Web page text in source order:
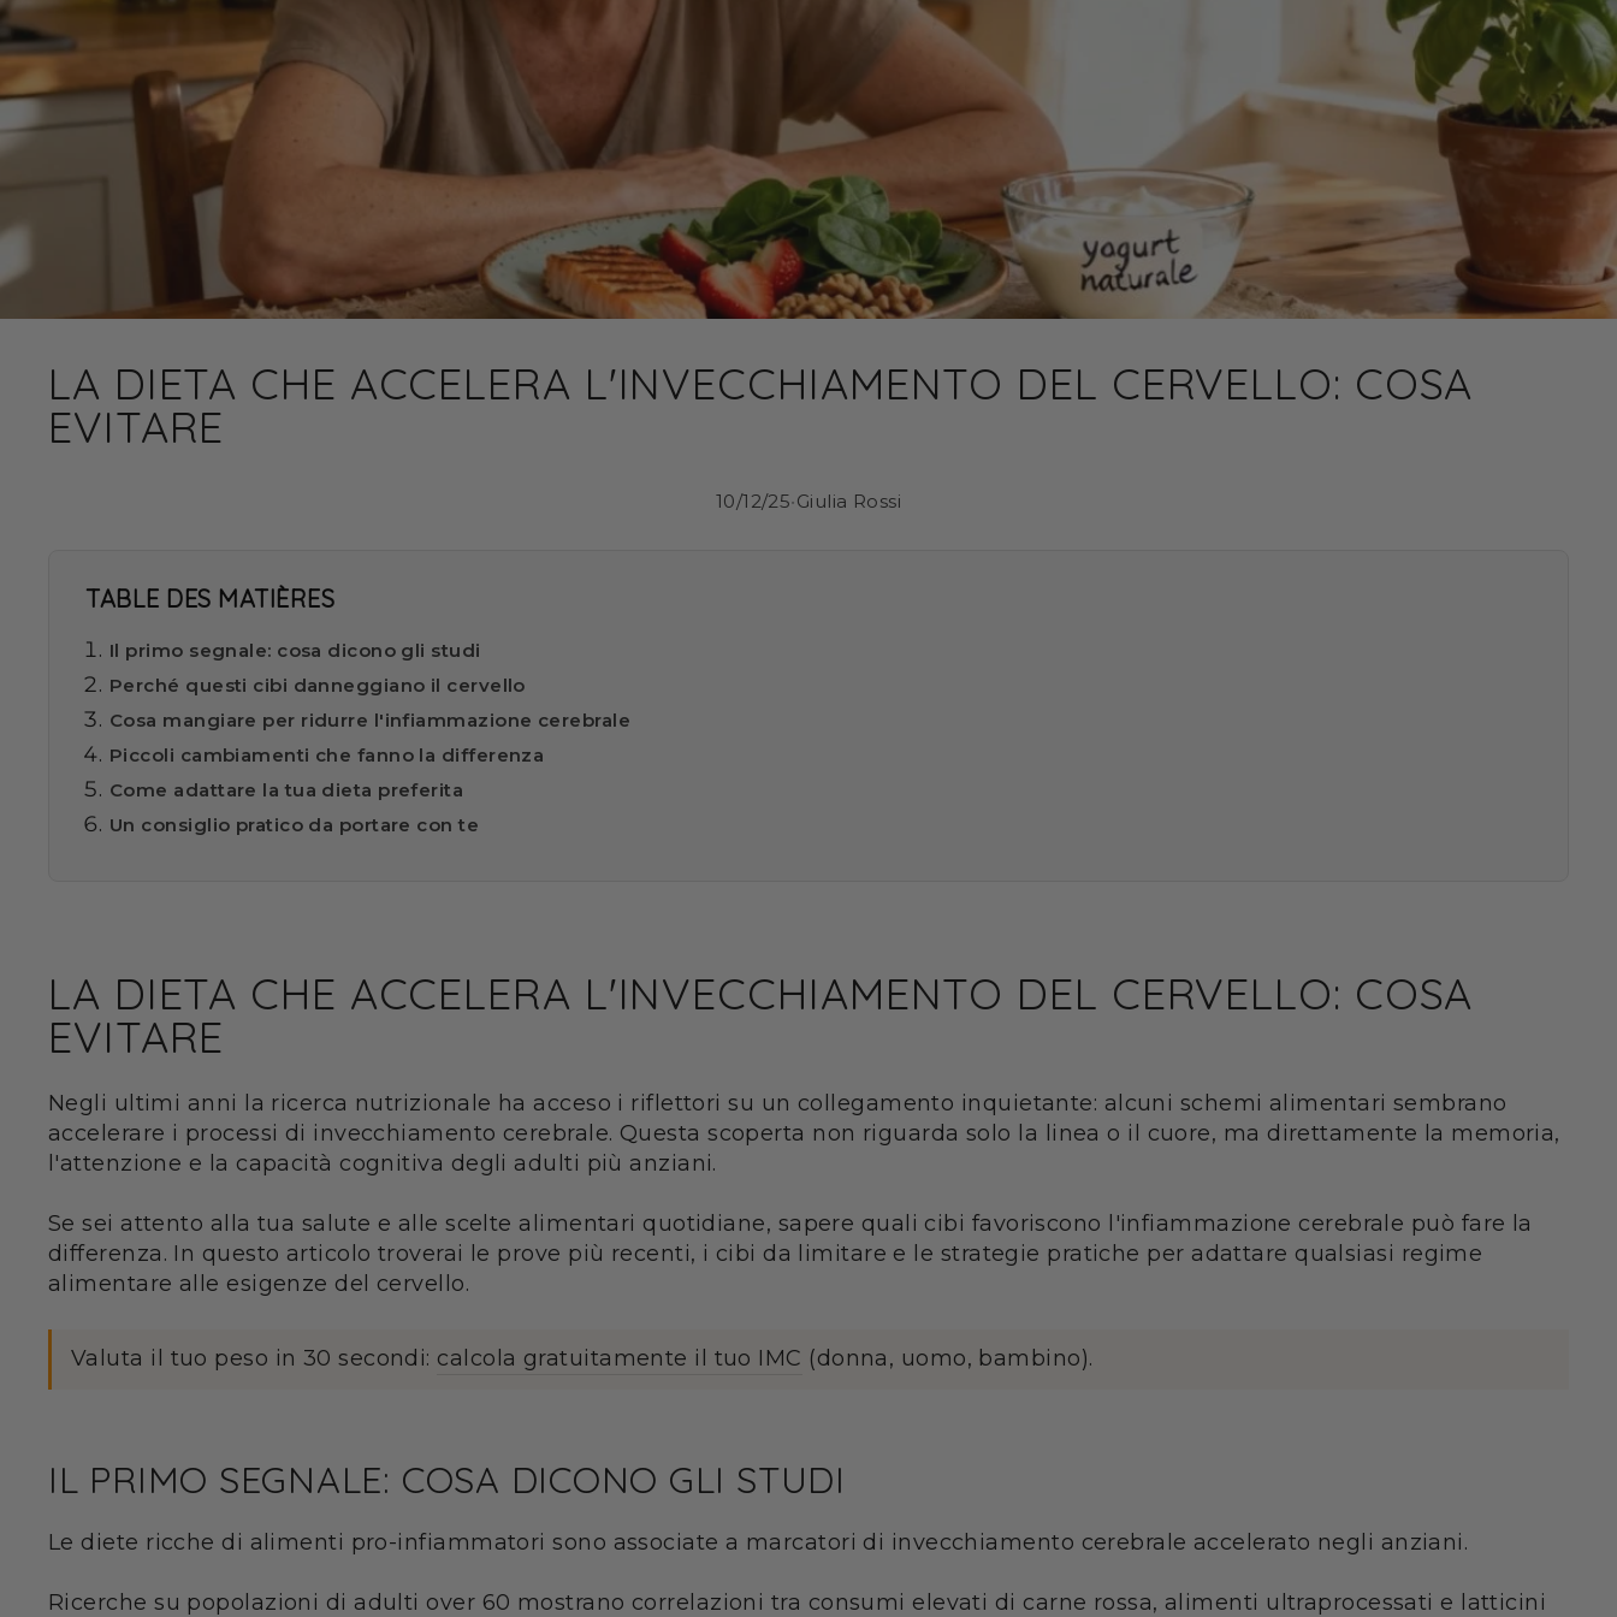
LA DIETA CHE ACCELERA L'INVECCHIAMENTO DEL CERVELLO: COSA
EVITARE
10/12/25•Giulia Rossi
TABLE DES MATIÈRES
Il primo segnale: cosa dicono gli studi
Perché questi cibi danneggiano il cervello
Cosa mangiare per ridurre l'infiammazione cerebrale
Piccoli cambiamenti che fanno la differenza
Come adattare la tua dieta preferita
Un consiglio pratico da portare con te
LA DIETA CHE ACCELERA L'INVECCHIAMENTO DEL CERVELLO: COSA
EVITARE
Negli ultimi anni la ricerca nutrizionale ha acceso i riflettori su un collegamento inquietante: alcuni schemi alimentari sembrano
accelerare i processi di invecchiamento cerebrale. Questa scoperta non riguarda solo la linea o il cuore, ma direttamente la memoria,
l'attenzione e la capacità cognitiva degli adulti più anziani.
Se sei attento alla tua salute e alle scelte alimentari quotidiane, sapere quali cibi favoriscono l'infiammazione cerebrale può fare la
differenza. In questo articolo troverai le prove più recenti, i cibi da limitare e le strategie pratiche per adattare qualsiasi regime
alimentare alle esigenze del cervello.
Valuta il tuo peso in 30 secondi: calcola gratuitamente il tuo IMC (donna, uomo, bambino).
IL PRIMO SEGNALE: COSA DICONO GLI STUDI
Le diete ricche di alimenti pro-infiammatori sono associate a marcatori di invecchiamento cerebrale accelerato negli anziani.
Ricerche su popolazioni di adulti over 60 mostrano correlazioni tra consumi elevati di carne rossa, alimenti ultraprocessati e latticini